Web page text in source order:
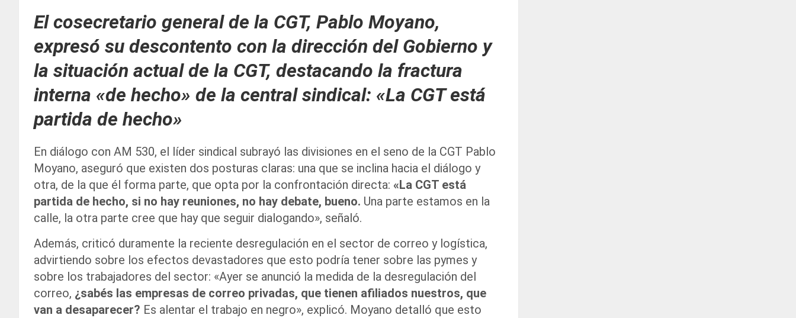
El cosecretario general de la CGT, Pablo Moyano,
expresó su descontento con la dirección del Gobierno y
la situación actual de la CGT, destacando la fractura
interna «de hecho» de la central sindical: «La CGT está
partida de hecho»
En diálogo con AM 530, el líder sindical subrayó las divisiones en el seno de la CGT Pablo
Moyano, aseguró que existen dos posturas claras: una que se inclina hacia el diálogo y
otra, de la que él forma parte, que opta por la confrontación directa: «La CGT está
partida de hecho, si no hay reuniones, no hay debate, bueno. Una parte estamos en la
calle, la otra parte cree que hay que seguir dialogando», señaló.
Además, criticó duramente la reciente desregulación en el sector de correo y logística,
advirtiendo sobre los efectos devastadores que esto podría tener sobre las pymes y
sobre los trabajadores del sector: «Ayer se anunció la medida de la desregulación del
correo, ¿sabés las empresas de correo privadas, que tienen afiliados nuestros, que
van a desaparecer? Es alentar el trabajo en negro», explicó. Moyano detalló que esto